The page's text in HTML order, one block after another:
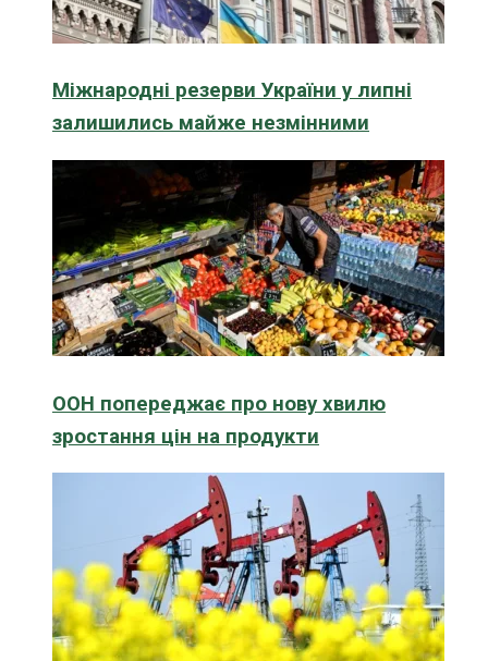
Міжнародні резерви України у липні
залишились майже незмінними
ООН попереджає про нову хвилю
зростання цін на продукти